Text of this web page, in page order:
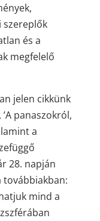
szereplők
és a
megfelelő
jelen cikkünk
panaszokról,
a
28. napján
mind a